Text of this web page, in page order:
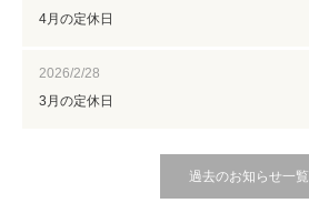
4月の定休日
2026/2/28
3月の定休日
過去のお知らせ一覧